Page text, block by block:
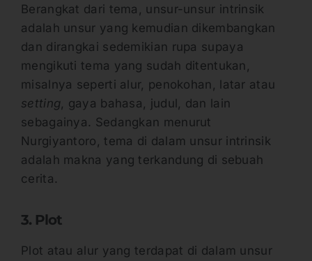
Berangkat dari tema, unsur-unsur intrinsik
adalah unsur yang kemudian dikembangkan
dan dirangkai sedemikian rupa supaya
mengikuti tema yang sudah ditentukan,
misalnya seperti alur, penokohan, latar atau
setting , gaya bahasa, judul, dan lain
sebagainya. Sedangkan menurut
Nurgiyantoro, tema di dalam unsur intrinsik
adalah makna yang terkandung di sebuah
cerita.
3. Plot
Plot atau alur yang terdapat di dalam unsur